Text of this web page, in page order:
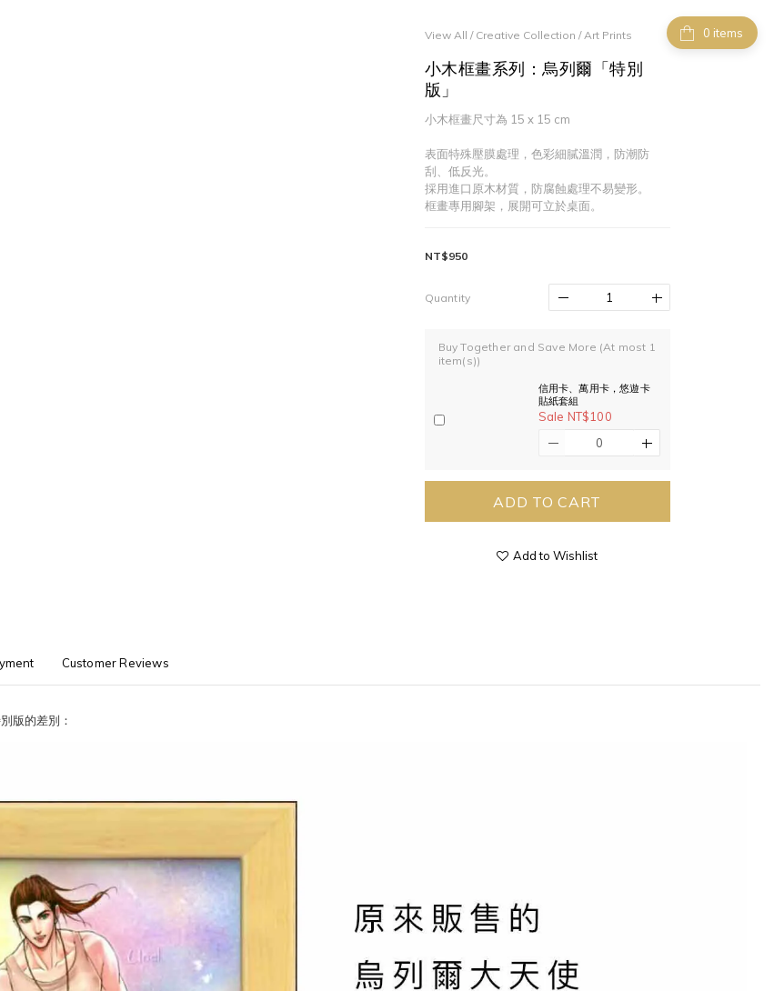
items
View All / Creative Collection /Art Prints
小木框畫系列：烏列爾「特別
版」
小木框畫尺寸為 15 x 15 cm
表面特殊壓膜處理，色彩細膩溫潤，防潮防
刮、低反光。
採用進口原木材質，防腐蝕處理不易變形。
框畫專用腳架，展開可立於桌面。
NT$950
Quantity
Buy Together and Save More (At most 1
item(s))
信用卡、萬用卡，悠遊卡
貼紙套組
Sale NT$100
ADD TO CART
Add to Wishlist
Customer Reviews
版的差別：